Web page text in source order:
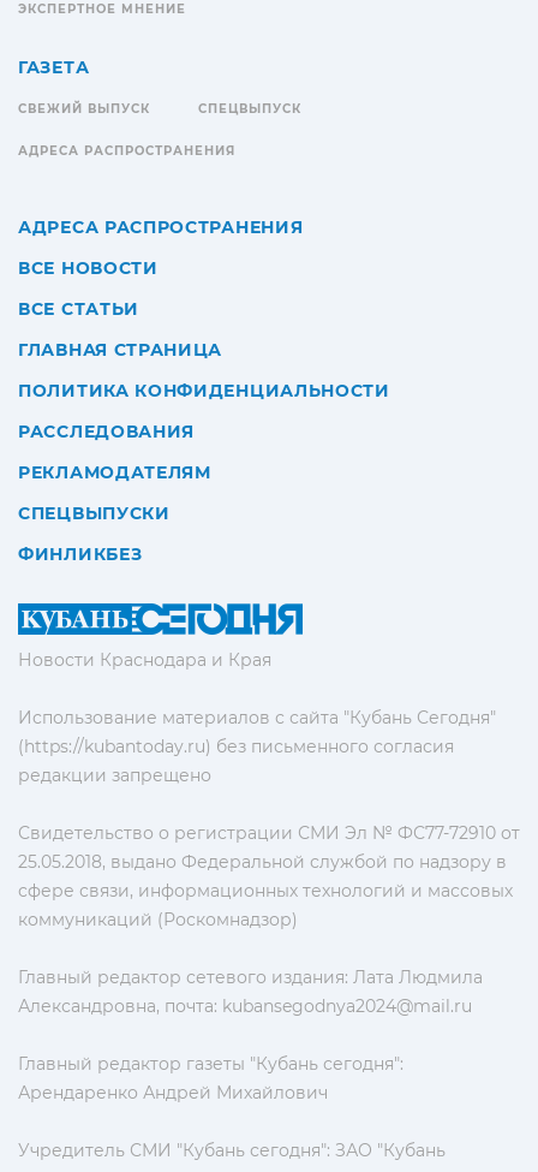
Новости Краснодара и Края
Использование материалов с сайта "Кубань Сегодня"
(https://kubantoday.ru) без письменного согласия
редакции запрещено
Свидетельство о регистрации СМИ Эл № ФС77-72910 от
25.05.2018, выдано Федеральной службой по надзору в
сфере связи, информационных технологий и массовых
коммуникаций (Роскомнадзор)
Главный редактор сетевого издания: Лата Людмила
Александровна, почта: kubansegodnya2024@mail.ru
Главный редактор газеты "Кубань сегодня":
Арендаренко Андрей Михайлович
Учредитель СМИ "Кубань сегодня": ЗАО "Кубань
ЭКСПЕРТНОЕ МНЕНИЕ
ГАЗЕТА
СВЕЖИЙ ВЫПУСК СПЕЦВЫПУСК
АДРЕСА РАСПРОСТРАНЕНИЯ
АДРЕСА РАСПРОСТРАНЕНИЯ
ВСЕ НОВОСТИ
ВСЕ СТАТЬИ
ГЛАВНАЯ СТРАНИЦА
ПОЛИТИКА КОНФИДЕНЦИАЛЬНОСТИ
РАССЛЕДОВАНИЯ
РЕКЛАМОДАТЕЛЯМ
СПЕЦВЫПУСКИ
ФИНЛИКБЕЗ